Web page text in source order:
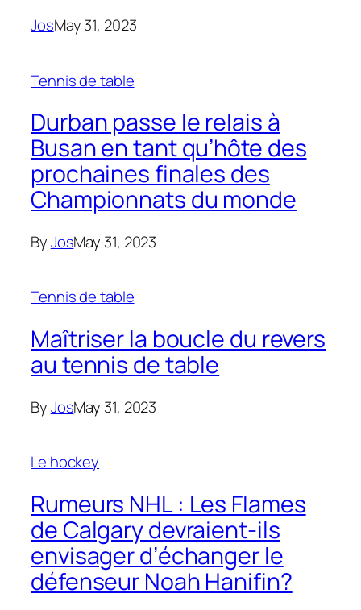
JosMay 31, 2023
Tennis de table
Durban passe le relais à
Busan en tant qu’hôte des
prochaines finales des
Championnats du monde
ByJosMay 31, 2023
Tennis de table
Maîtriser la boucle du revers
au tennis de table
ByJosMay 31, 2023
Le hockey
Rumeurs NHL : Les Flames
de Calgary devraient-ils
envisager d’échanger le
défenseur Noah Hanifin?